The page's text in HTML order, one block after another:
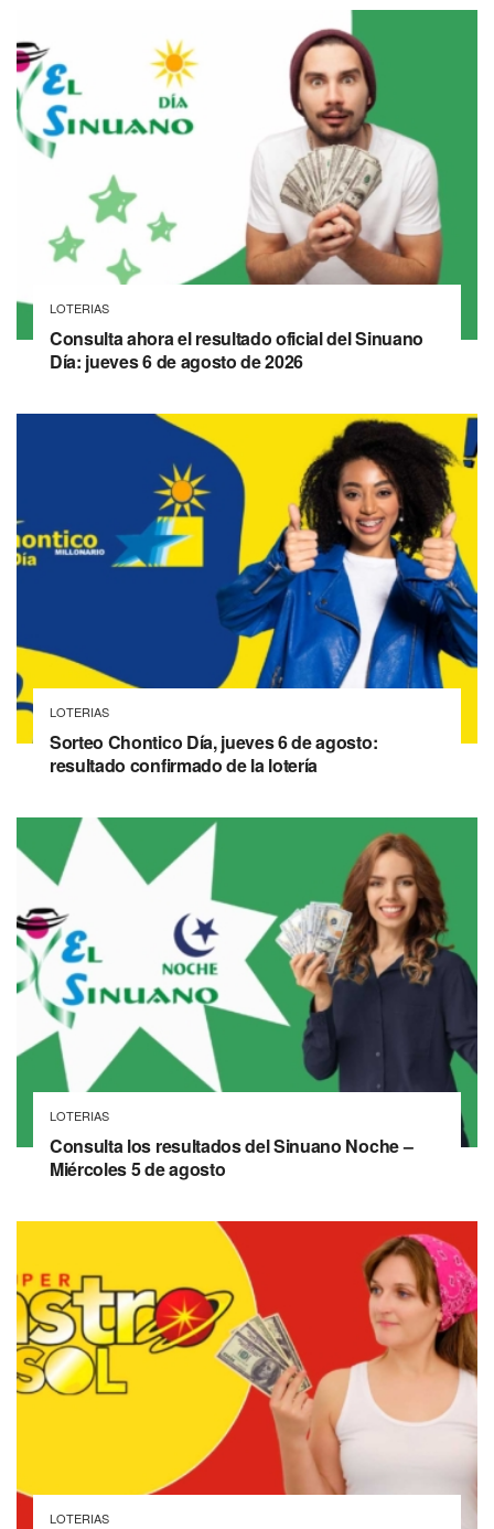
LOTERIAS
Consulta ahora el resultado oficial del Sinuano
Día: jueves 6 de agosto de 2026
LOTERIAS
Sorteo Chontico Día, jueves 6 de agosto:
resultado confirmado de la lotería
LOTERIAS
Consulta los resultados del Sinuano Noche –
Miércoles 5 de agosto
LOTERIAS